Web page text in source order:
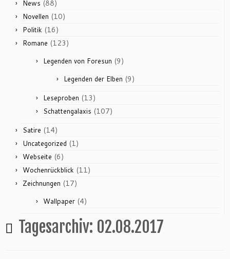
News (88)
Novellen (10)
Politik (16)
Romane (123)
Legenden von Foresun (9)
Legenden der Elben (9)
Leseproben (13)
Schattengalaxis (107)
Satire (14)
Uncategorized (1)
Webseite (6)
Wochenrückblick (11)
Zeichnungen (17)
Wallpaper (4)
Tagesarchiv: 02.08.2017